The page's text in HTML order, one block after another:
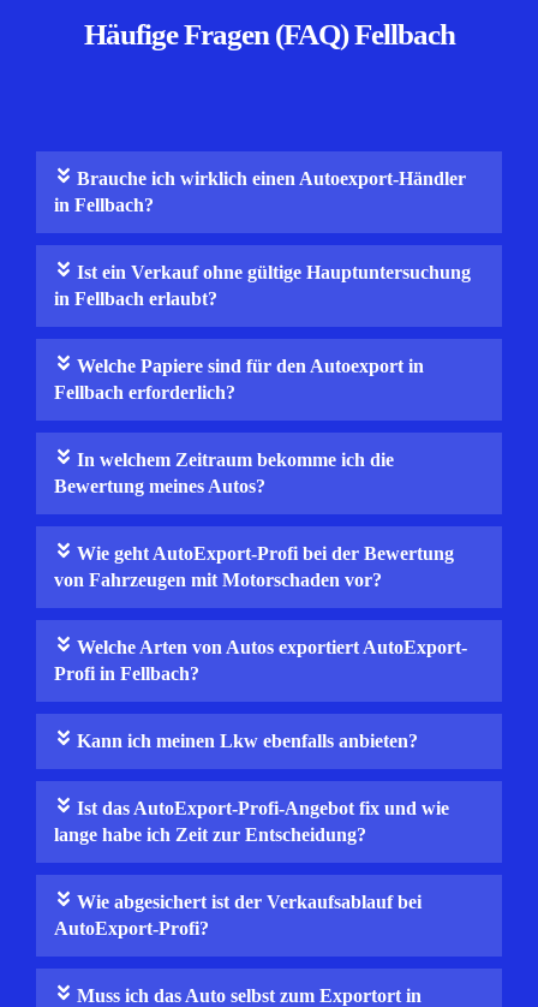
Häufige Fragen (FAQ) Fellbach
Brauche ich wirklich einen Autoexport-Händler
in Fellbach?
Ist ein Verkauf ohne gültige Hauptuntersuchung
in Fellbach erlaubt?
Welche Papiere sind für den Autoexport in
Fellbach erforderlich?
In welchem Zeitraum bekomme ich die
Bewertung meines Autos?
Wie geht AutoExport-Profi bei der Bewertung
von Fahrzeugen mit Motorschaden vor?
Welche Arten von Autos exportiert AutoExport-
Profi in Fellbach?
Kann ich meinen Lkw ebenfalls anbieten?
Ist das AutoExport-Profi-Angebot fix und wie
lange habe ich Zeit zur Entscheidung?
Wie abgesichert ist der Verkaufsablauf bei
AutoExport-Profi?
Muss ich das Auto selbst zum Exportort in